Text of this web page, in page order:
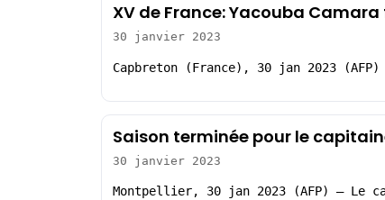
XV de France: Yacouba
30 janvier 2023
Capbreton (France), 30 jan 2023
Saison terminée pour le
30 janvier 2023
Montpellier, 30 jan 2023 (AFP) – Le